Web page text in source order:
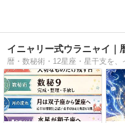
イニャリー式ウラニャイ｜